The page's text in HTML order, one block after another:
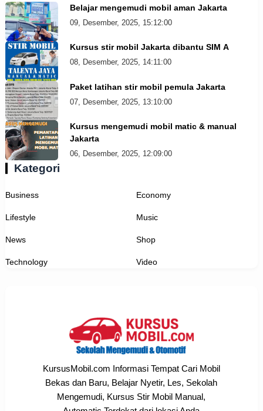
Belajar mengemudi mobil aman Jakarta
09, Desember, 2025, 15:12:00
Kursus stir mobil Jakarta dibantu SIM A
08, Desember, 2025, 14:11:00
Paket latihan stir mobil pemula Jakarta
07, Desember, 2025, 13:10:00
Kursus mengemudi mobil matic & manual
Jakarta
06, Desember, 2025, 12:09:00
Kategori
Business Economy
Lifestyle Music
News Shop
Technology Video
KursusMobil.com Informasi Tempat Cari Mobil
Bekas dan Baru, Belajar Nyetir, Les, Sekolah
Mengemudi, Kursus Stir Mobil Manual,